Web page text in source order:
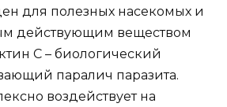
для полезных насекомых и
действующим веществом
С – биологический
паралич паразита.
воздействует на